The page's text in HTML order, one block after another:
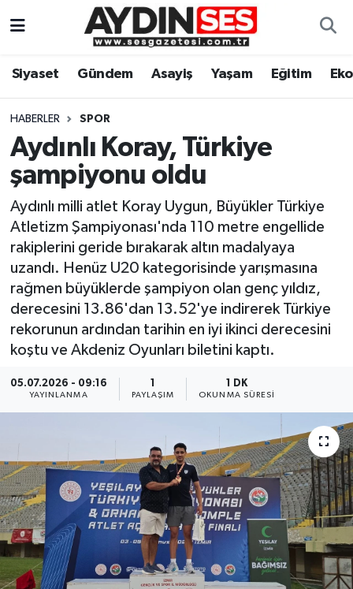
Siyaset Gündem Asayiş Yaşam Eğitim
HABERLER SPOR
Aydınlı Koray, Türkiye
şampiyonu oldu
Aydınlı milli atlet Koray Uygun, Büyükler Türkiye
Atletizm Şampiyonası'nda 110 metre engellide
rakiplerini geride bırakarak altın madalyaya
uzandı. Henüz U20 kategorisinde yarışmasına
rağmen büyüklerde şampiyon olan genç yıldız,
derecesini 13.86'dan 13.52'ye indirerek Türkiye
rekorunun ardından tarihin en iyi ikinci derecesini
koştu ve Akdeniz Oyunları biletini kaptı.
05.07.2026 - 09:16
YAYINLANMA PAYLAŞIM
1 DK
OKUNMA SÜRESI
Gündem
Siyaset
Ekonomi
Yaşam
Eğitim
Kültür Sanat
Spor
Aydın Hava Durumu
Aydin Namaz Vakitleri
Aydın Trafik Yoğunluk Haritası
Süper Lig Puan Durumu ve Fikstür
Tüm Manşetler
Son Dakika Haberleri
Haber Arşivi